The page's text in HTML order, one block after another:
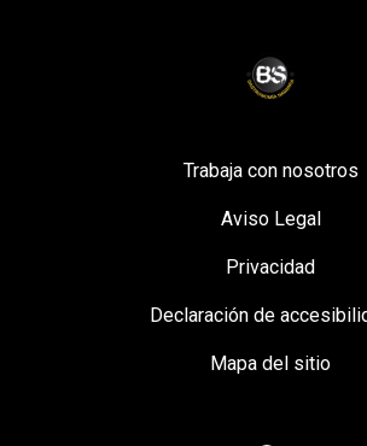
Trabaja con nosotros
Aviso Legal
Privacidad
Declaración de
Mapa del sitio